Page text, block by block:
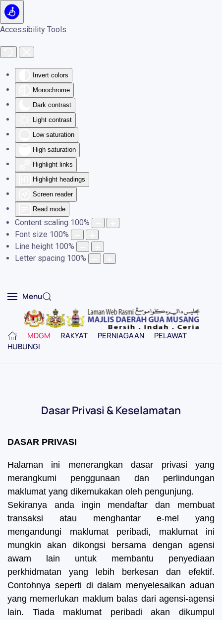
Accessibility Tools
Invert colors
Monochrome
Dark contrast
Light contrast
Low saturation
High saturation
Highlight links
Highlight headings
Screen reader
Read mode
Content scaling 100%
Font size 100%
Line height 100%
Letter spacing 100%
Skip to main content
Menu
MDGM RAKYAT PERNIAGAAN
PELAWAT
HUBUNGI
Dasar Privasi & Keselamatan
DASAR PRIVASI
Halaman ini menerangkan dasar privasi yang
merangkumi penggunaan dan perlindungan
maklumat yang dikemukakan oleh pengunjung.
Sekiranya anda ingin mendaftar dan membuat
transaksi atau menghantar e-mel yang
mengandungi maklumat peribadi, maklumat ini
mungkin akan dikongsi bersama dengan agensi
awam lain untuk membantu penyediaan
perkhidmatan yang lebih berkesan dan efektif.
Contohnya seperti di dalam menyelesaikan aduan
yang memerlukan maklum balas dari agensi-agensi
lain. Tiada maklumat peribadi akan dikumpul